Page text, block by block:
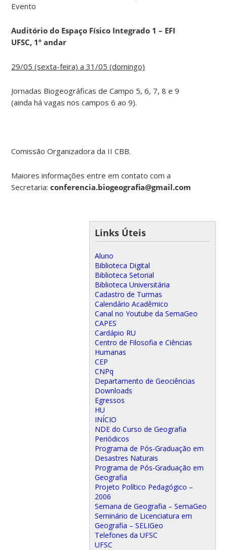
Evento
Auditório do Espaço Físico Integrado 1 – EFI
UFSC, 1º andar
29/05 (sexta-feira) a 31/05 (domingo)
Jornadas Biogeográficas de Campo 5, 6, 7, 8 e 9
(ainda há vagas nos campos 6 ao 9).
Comissão Organizadora da II CBB.
Maiores informações entre em contato com a
Secretaria:conferencia.biogeografia@gmail.com
Links Úteis
Aluno
Biblioteca Digital
Biblioteca Setorial
Biblioteca Universitária
Cadastro de Turmas
Calendário Acadêmico
Canal no Youtube da SemaGeo
CAPES
Cardápio RU
Centro de Filosofia e Ciências
Humanas
CEP
CNPq
Departamento de Geociências
Downloads
Egressos
HU
INÍCIO
NDE do Curso de Geografia
Periódicos
Programa de Pós-Graduação em
Desastres Naturais
Programa de Pós-Graduação em
Geografia
Projeto Político Pedagógico –
2006
Semana de Geografia – SemaGeo
Seminário de Licenciatura em
Geografia – SELIGeo
Telefones da UFSC
UFSC